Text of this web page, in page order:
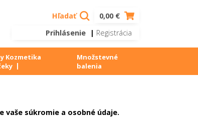
Hľadať
0,00 €
Prihlásenie
| Registrácia
Kozmetika
Množstevné
balenia
vaše súkromie a osobné údaje.